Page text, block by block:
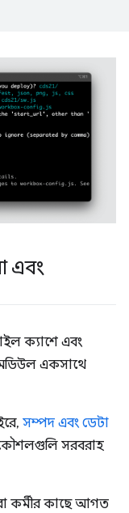
এবং
ক্যাশে এবং
একসাথে
সম্পদ এবং ডেটা
সরবরাহ
কর্মীর কাছে আগত